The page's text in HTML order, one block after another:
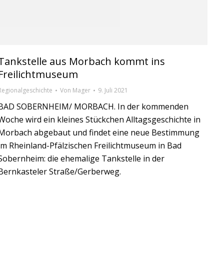
aus Morbach kommt ins
Von Mager 9. Juli 2021
SOBERNHEIM/ MORBACH. In der kommenden
wird ein kleines Stückchen Alltagsgeschichte in
abgebaut und findet eine neue Bestimmung
Rheinland-Pfälzischen Freilichtmuseum in Bad
die ehemalige Tankstelle in der
Straße/Gerberweg.